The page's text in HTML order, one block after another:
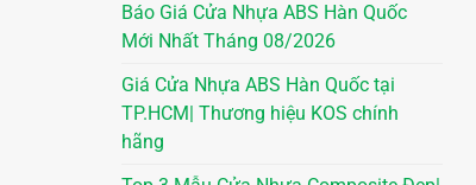
Báo Giá Cửa Nhựa ABS Hàn Quốc
Mới Nhất Tháng 08/2026
Giá Cửa Nhựa ABS Hàn Quốc tại
TP.HCM| Thương hiệu KOS chính
hãng